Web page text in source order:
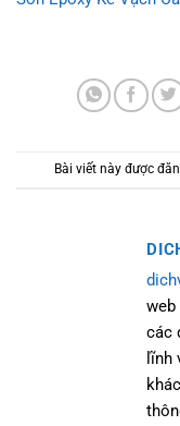
Bài viết này được
web
các
lĩnh